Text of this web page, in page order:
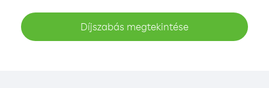
Díjszabás megtekintése